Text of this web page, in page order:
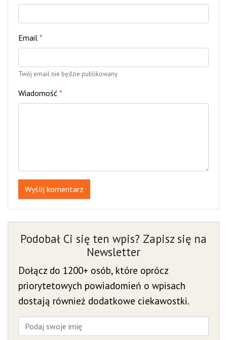
Email *
Twój email nie będzie publikowany
Wiadomość *
Wyślij komentarz
Podobał Ci się ten wpis? Zapisz się na
Newsletter
Dołącz do 1200+ osób, które oprócz
priorytetowych powiadomień o wpisach
dostają również dodatkowe ciekawostki.